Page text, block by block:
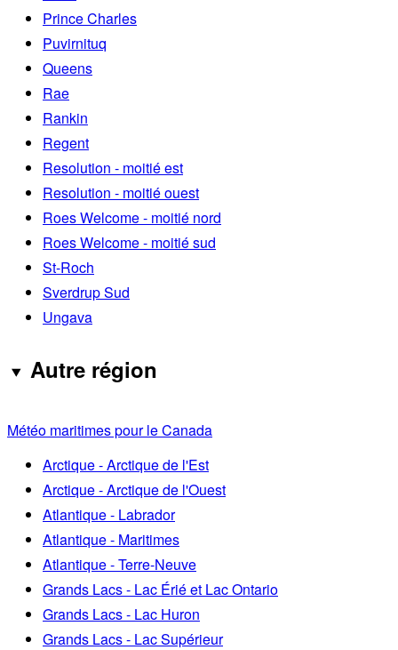
Prince Charles
Puvirnituq
Queens
Rae
Rankin
Regent
Resolution - moitié est
Resolution - moitié ouest
Roes Welcome - moitié nord
Roes Welcome - moitié sud
St-Roch
Sverdrup Sud
Ungava
Autre région
Météo maritimes pour le Canada
Arctique - Arctique de l'Est
Arctique - Arctique de l'Ouest
Atlantique - Labrador
Atlantique - Maritimes
Atlantique - Terre-Neuve
Grands Lacs - Lac Érié et Lac Ontario
Grands Lacs - Lac Huron
Grands Lacs - Lac Supérieur